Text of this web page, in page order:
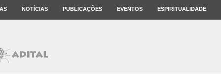
NOTÍCIAS PUBLICAÇÕES EVENTOS ESPIRITUALIDADE